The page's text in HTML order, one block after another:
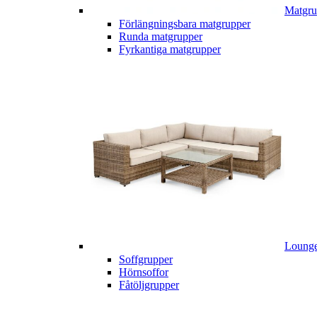
Förlängningsbara matgrupper
Runda matgrupper
Fyrkantiga matgrupper
Soffgrupper
Hörnsoffor
Fåtöljgrupper